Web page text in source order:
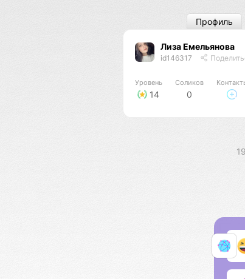
Лиза Емельянова
id146317
Уровень
14
Соликов
0
Профиль